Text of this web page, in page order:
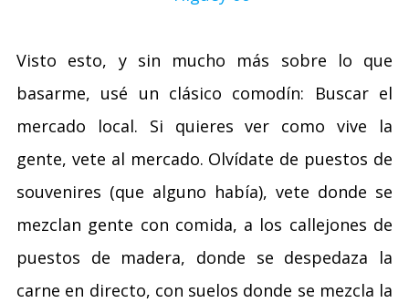
Visto esto, y sin mucho más sobre lo que
basarme, usé un clásico comodín: Buscar el
mercado local. Si quieres ver como vive la
gente, vete al mercado. Olvídate de puestos de
souvenires (que alguno había), vete donde se
mezclan gente con comida, a los callejones de
puestos de madera, donde se despedaza la
carne en directo, con suelos donde se mezcla la